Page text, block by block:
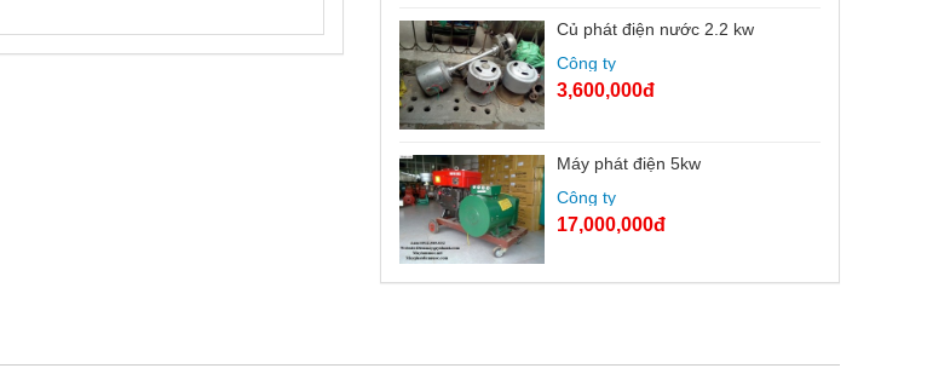
Củ phát điện nước 2.2 kw
Công ty
3,600,000đ
Máy phát điện 5kw
Công ty
17,000,000đ